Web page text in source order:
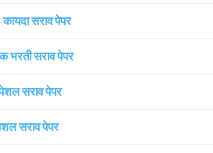
सराव पेपर
भरती सराव पेपर
सराव पेपर
सराव पेपर